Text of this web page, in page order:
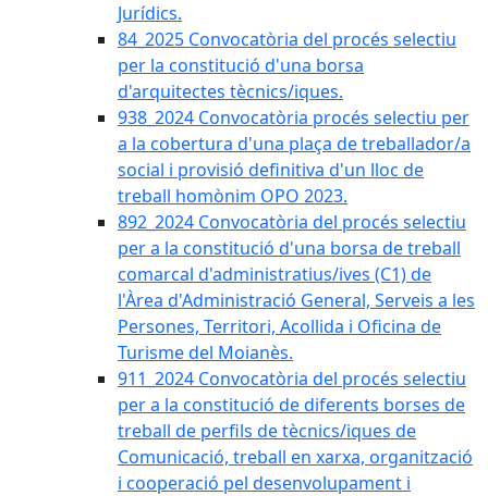
Jurídics.
84_2025 Convocatòria del procés selectiu
per la constitució d'una borsa
d'arquitectes tècnics/iques.
938_2024 Convocatòria procés selectiu per
a la cobertura d'una plaça de treballador/a
social i provisió definitiva d'un lloc de
treball homònim OPO 2023.
892_2024 Convocatòria del procés selectiu
per a la constitució d'una borsa de treball
comarcal d'administratius/ives (C1) de
l'Àrea d'Administració General, Serveis a les
Persones, Territori, Acollida i Oficina de
Turisme del Moianès.
911_2024 Convocatòria del procés selectiu
per a la constitució de diferents borses de
treball de perfils de tècnics/iques de
Comunicació, treball en xarxa, organització
i cooperació pel desenvolupament i